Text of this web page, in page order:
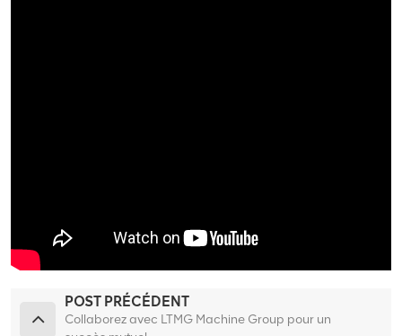
POST PRÉCÉDENT
Collaborez avec LTMG Machine Group pour un